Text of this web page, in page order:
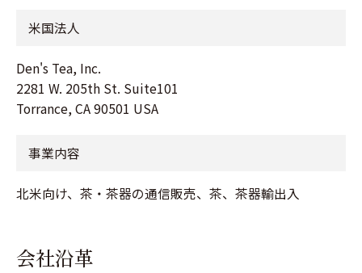
米国法人
Den's Tea, Inc.
2281 W. 205th St. Suite101
Torrance, CA 90501 USA
事業内容
北米向け、茶・茶器の通信販売、茶、茶器輸出入
会社沿革